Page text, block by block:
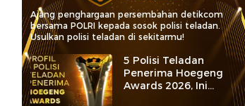
Ajang penghargaan persembahan detikcom
bersama POLRI kepada sosok polisi teladan.
Usulkan polisi teladan di sekitarmu!
5 Polisi Teladan
Penerima Hoegeng
Awards 2026, Ini
Kategori dan Kiprahnya